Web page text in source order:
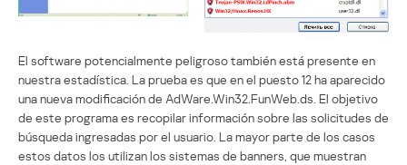
El software potencialmente peligroso también está presente en
nuestra estadística. La prueba es que en el puesto 12 ha aparecido
una nueva modificación de AdWare.Win32.FunWeb.ds. El objetivo
de este programa es recopilar información sobre las solicitudes de
búsqueda ingresadas por el usuario. La mayor parte de los casos
estos datos los utilizan los sistemas de banners, que muestran